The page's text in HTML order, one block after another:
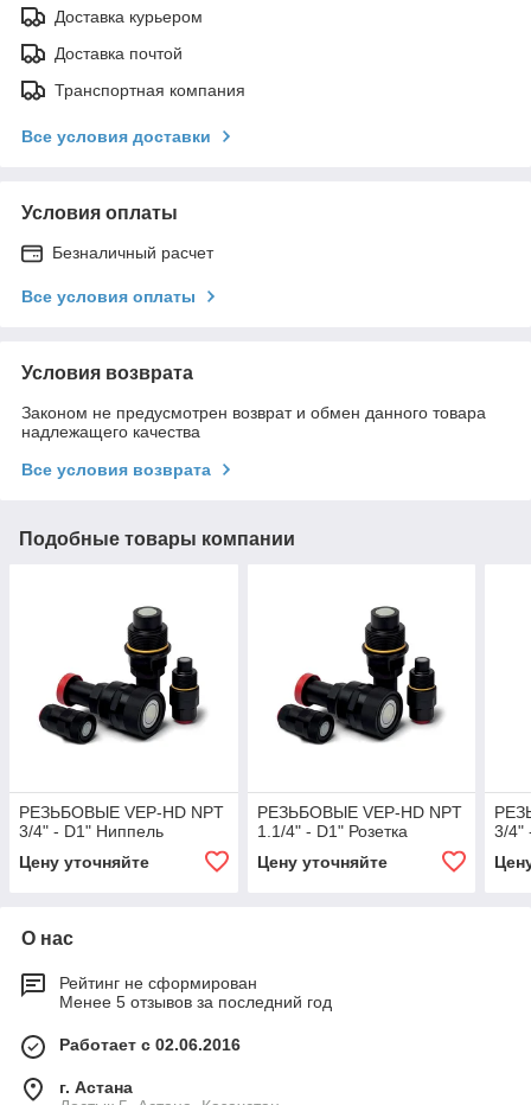
Доставка курьером
Доставка почтой
Транспортная компания
Все условия доставки
Условия оплаты
Безналичный расчет
Все условия оплаты
Условия возврата
Законом не предусмотрен возврат и обмен данного товара
надлежащего качества
Все условия возврата
Подобные товары компании
РЕЗЬБОВЫЕ VEP-HD NPT
3/4" - D1" Ниппель
Цену уточняйте
РЕЗЬБОВЫЕ VEP-HD NPT
1.1/4" - D1" Розетка
Цену уточняйте
3/4"
О нас
Рейтинг не сформирован
Менее 5 отзывов за последний год
Работает с 02.06.2016
г. Астана